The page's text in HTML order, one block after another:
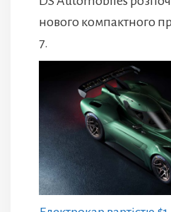
нового компактного
7.